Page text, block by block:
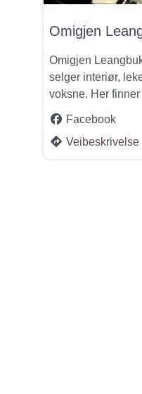
Omigjen
Omigjen
selger interiør,
voksne. Her
Facebook
Veibeskrivelse